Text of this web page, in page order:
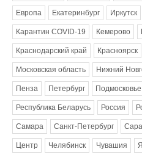
Европа Екатеринбург Иркутск
Карантин COVID-19 Кемерово
Краснодарский край Красноярск
Московская область Нижний
Пенза Петербург Подмосковье
Республика Беларусь Россия
Самара Санкт-Петербург
Центр Челябинск Чувашия